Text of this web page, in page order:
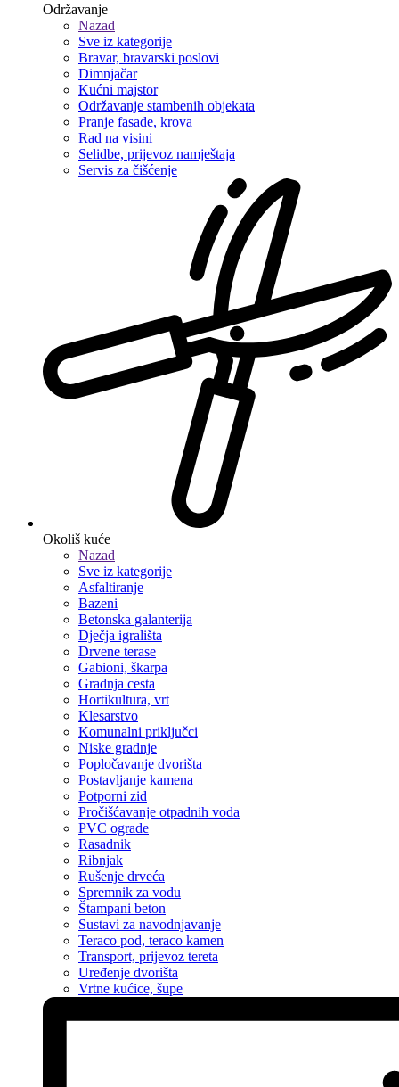
Održavanje
Nazad
Sve iz kategorije
Bravar, bravarski poslovi
Dimnjačar
Kućni majstor
Održavanje stambenih objekata
Pranje fasade, krova
Rad na visini
Selidbe, prijevoz namještaja
Servis za čišćenje
Okoliš kuće
Nazad
Sve iz kategorije
Asfaltiranje
Bazeni
Betonska galanterija
Dječja igrališta
Drvene terase
Gabioni, škarpa
Gradnja cesta
Hortikultura, vrt
Klesarstvo
Komunalni priključci
Niske gradnje
Popločavanje dvorišta
Postavljanje kamena
Potporni zid
Pročišćavanje otpadnih voda
PVC ograde
Rasadnik
Ribnjak
Rušenje drveća
Spremnik za vodu
Štampani beton
Sustavi za navodnjavanje
Teraco pod, teraco kamen
Transport, prijevoz tereta
Uređenje dvorišta
Vrtne kućice, šupe